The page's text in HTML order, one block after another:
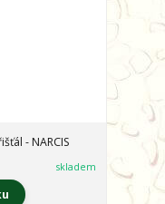
- NARCIS
skladem